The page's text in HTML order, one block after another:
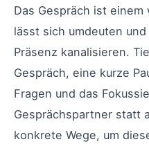
Das Gespräch ist
lässt sich umdeuten
Präsenz kanalisieren.
Gespräch, eine kurze
Fragen und das
Gesprächspartner statt
konkrete Wege, um